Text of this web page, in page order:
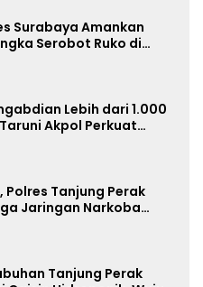
Surabaya Amankan
Serobot Ruko di
Lebih dari 1.000
Akpol Perkuat
Polres Tanjung Perak
Jaringan Narkoba
Tanjung Perak